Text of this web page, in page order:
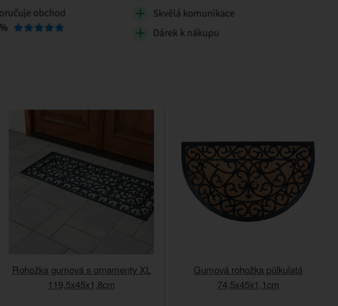
Rohožka gumová s ornamenty XL
119,5x45x1,8cm
Gumová rohožka půlkulatá
74,5x45x1,1cm